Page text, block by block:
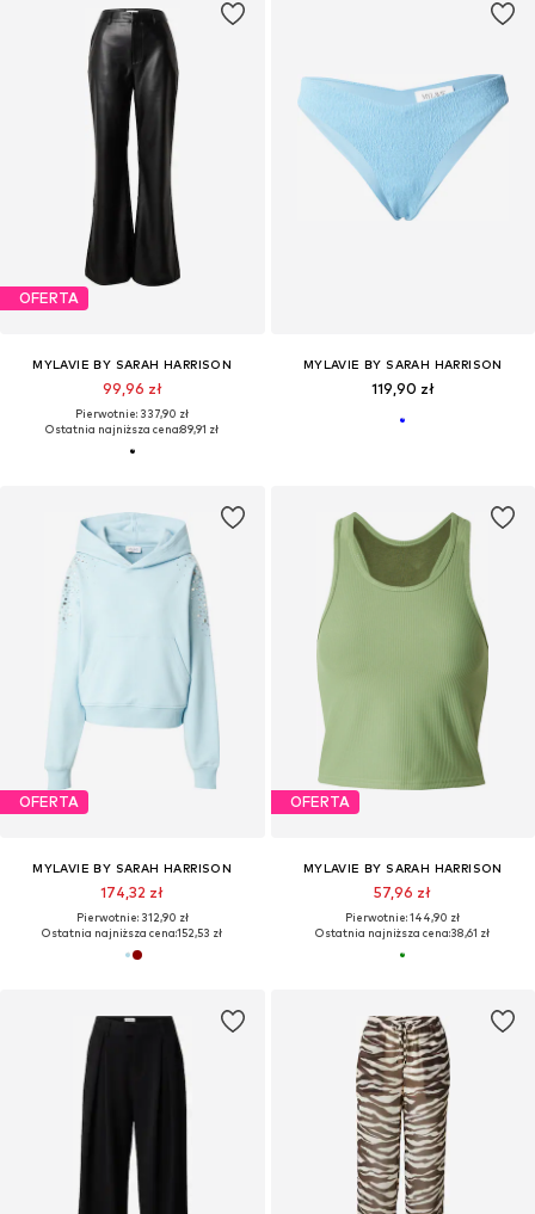
OFERTA
MYLAVIE BY SARAH HARRISON
99,96 zł
Pierwotnie: 337,90 zł
Ostatnia najniższa cena:89,91 zł
MYLAVIE BY SARAH HARRISON
119,90 zł
OFERTA
MYLAVIE BY SARAH HARRISON
174,32 zł
Pierwotnie: 312,90 zł
Ostatnia najniższa cena:152,53 zł
OFERTA
MYLAVIE BY SARAH HARRISON
57,96 zł
Pierwotnie: 144,90 zł
Ostatnia najniższa cena:38,61 zł